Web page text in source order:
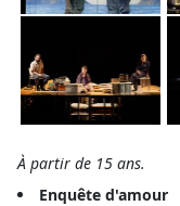
À partir de 15 ans.
Enquête d'amour